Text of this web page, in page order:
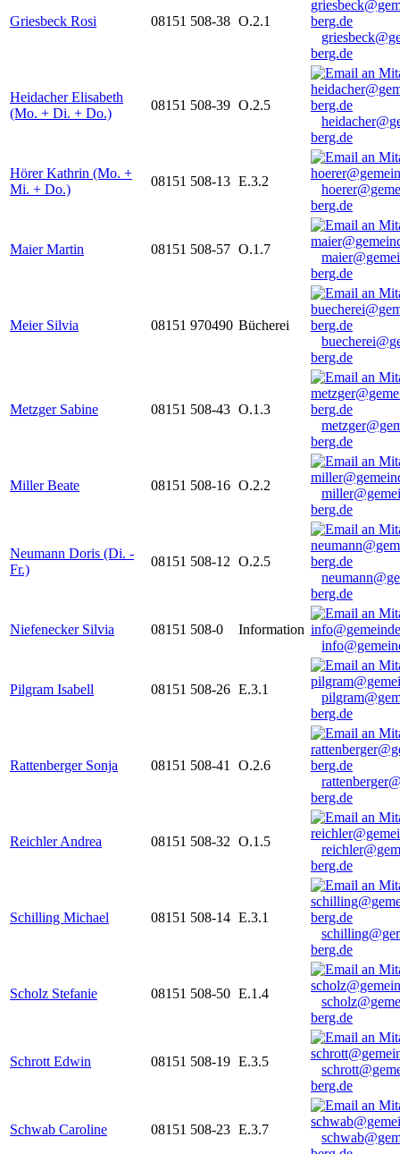
Griesbeck Rosi 08151 508-38 O.2.1
berg.de
Heidacher Elisabeth
(Mo. + Di. + Do.)
08151 508-39 O.2.5
berg.de
Hörer Kathrin (Mo. +
Mi. + Do.)
08151 508-13 E.3.2
berg.de
Maier Martin 08151 508-57 O.1.7
berg.de
Meier Silvia 08151 970490 Bücherei
berg.de
Metzger Sabine 08151 508-43 O.1.3
berg.de
Miller Beate 08151 508-16 O.2.2
berg.de
Neumann Doris (Di. -
Fr.)
08151 508-12 O.2.5
berg.de
Niefenecker Silvia 08151 508-0
Information
Pilgram Isabell 08151 508-26 E.3.1
berg.de
Rattenberger Sonja 08151 508-41
O.2.6
berg.de
Reichler Andrea 08151 508-32 O.1.5
berg.de
Schilling Michael 08151 508-14 E.3.1
berg.de
Scholz Stefanie 08151 508-50 E.1.4
berg.de
Schrott Edwin 08151 508-19 E.3.5
berg.de
Schwab Caroline 08151 508-23 E.3.7